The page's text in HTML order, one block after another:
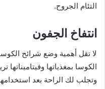
التئام الجروح.
انتفاخ الجفون
لا تقل أهمية وضع شرائح
الكوسا بمغذياتها وفيتاميناتها
وتجلب لك الراحة بعد